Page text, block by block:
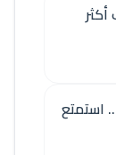
استمتع